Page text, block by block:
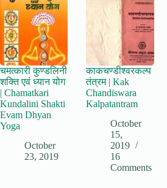
चमत्कारी कुण्डलिनी
शक्ति एवं ध्यान योग
| Chamatkari
Kundalini Shakti
Evam Dhyan
Yoga
October
23, 2019
काकचण्डीश्वरकल्प
तंत्रम | Kak
Chandiswara
Kalpatantram
October
15,
2019
16
Comments